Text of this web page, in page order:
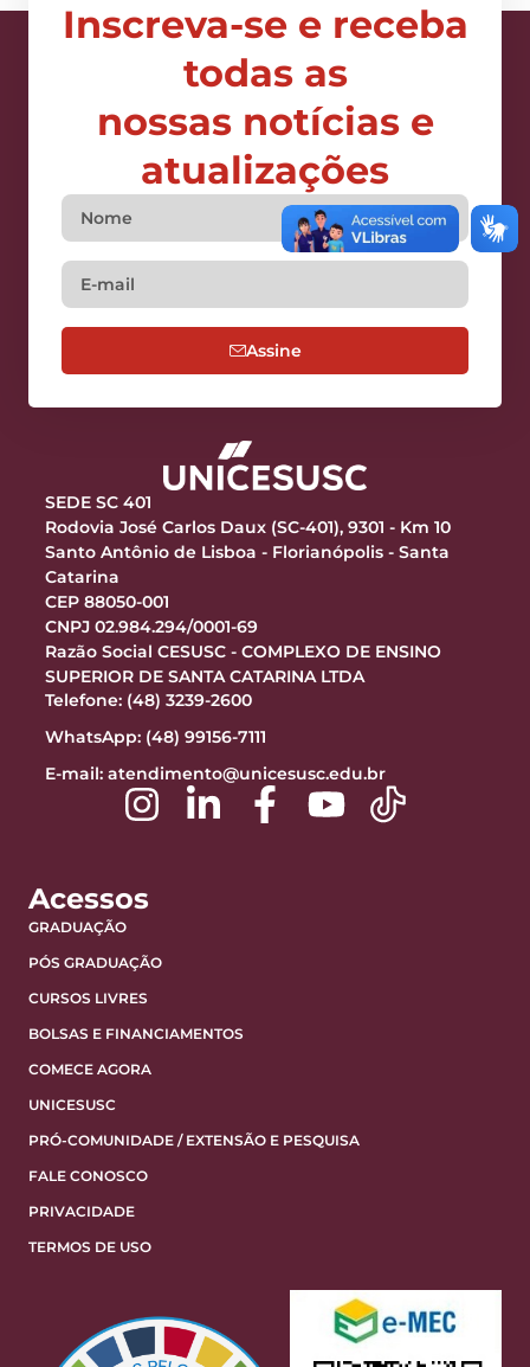
Inscreva-se e receba
todas as
nossas notícias e
atualizações
Assine
SEDE SC 401
Rodovia José Carlos Daux (SC-401), 9301 - Km 10
Santo Antônio de Lisboa - Florianópolis - Santa
Catarina
CEP 88050-001
CNPJ 02.984.294/0001-69
Razão Social CESUSC - COMPLEXO DE ENSINO
SUPERIOR DE SANTA CATARINA LTDA
Telefone: (48) 3239-2600
WhatsApp: (48) 99156-7111
E-mail: atendimento@unicesusc.edu.br
Acessos
GRADUAÇÃO
PÓS GRADUAÇÃO
CURSOS LIVRES
BOLSAS E FINANCIAMENTOS
COMECE AGORA
UNICESUSC
PRÓ-COMUNIDADE / EXTENSÃO E PESQUISA
FALE CONOSCO
PRIVACIDADE
TERMOS DE USO